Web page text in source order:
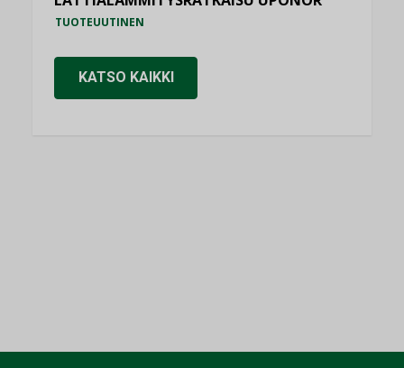
TUOTEUUTINEN
KATSO KAIKKI